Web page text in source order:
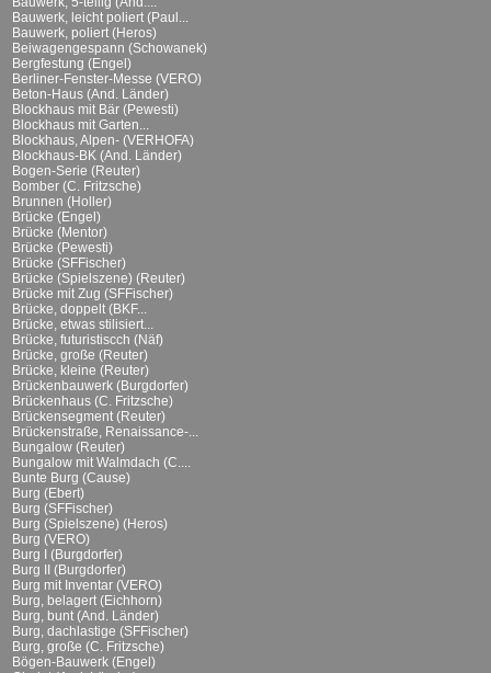
Bauwerk, leicht poliert (Paul...
Bauwerk, poliert (Heros)
Beiwagengespann (Schowanek)
Bergfestung (Engel)
Berliner-Fenster-Messe (VERO)
Beton-Haus (And. Länder)
Blockhaus mit Bär (Pewesti)
Blockhaus mit Garten...
Blockhaus, Alpen- (VERHOFA)
Blockhaus-BK (And. Länder)
Bogen-Serie (Reuter)
Bomber (C. Fritzsche)
Brunnen (Holler)
Brücke (Engel)
Brücke (Mentor)
Brücke (Pewesti)
Brücke (SFFischer)
Brücke (Spielszene) (Reuter)
Brücke mit Zug (SFFischer)
Brücke, doppelt (BKF...
Brücke, etwas stilisiert...
Brücke, futuristiscch (Näf)
Brücke, große (Reuter)
Brücke, kleine (Reuter)
Brückenbauwerk (Burgdorfer)
Brückenhaus (C. Fritzsche)
Brückensegment (Reuter)
Brückenstraße, Renaissance-...
Bungalow (Reuter)
Bungalow mit Walmdach (C....
Bunte Burg (Cause)
Burg (Ebert)
Burg (SFFischer)
Burg (Spielszene) (Heros)
Burg (VERO)
Burg I (Burgdorfer)
Burg II (Burgdorfer)
Burg mit Inventar (VERO)
Burg, belagert (Eichhorn)
Burg, bunt (And. Länder)
Burg, dachlastige (SFFischer)
Burg, große (C. Fritzsche)
Bögen-Bauwerk (Engel)